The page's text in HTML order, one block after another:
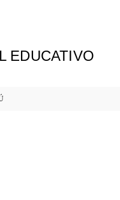
EDUCATIVO